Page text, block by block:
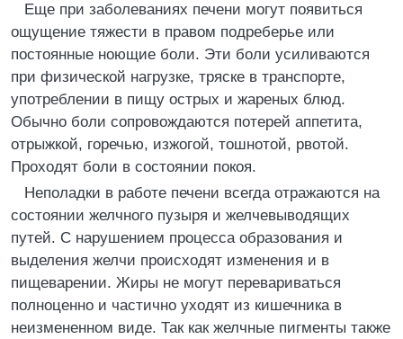
Еще при заболеваниях печени могут появиться
ощущение тяжести в правом подреберье или
постоянные ноющие боли. Эти боли усиливаются
при физической нагрузке, тряске в транспорте,
употреблении в пищу острых и жареных блюд.
Обычно боли сопровождаются потерей аппетита,
отрыжкой, горечью, изжогой, тошнотой, рвотой.
Проходят боли в состоянии покоя.
Неполадки в работе печени всегда отражаются на
состоянии желчного пузыря и желчевыводящих
путей. С нарушением процесса образования и
выделения желчи происходят изменения и в
пищеварении. Жиры не могут перевариваться
полноценно и частично уходят из кишечника в
неизмененном виде. Так как желчные пигменты также